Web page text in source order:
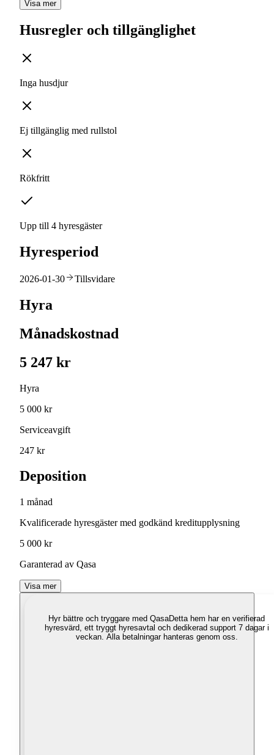
Visa mer
Husregler och tillgänglighet
Inga husdjur
Ej tillgänglig med rullstol
Rökfritt
Upp till 4 hyresgäster
Hyresperiod
2026-01-30 Tillsvidare
Hyra
Månadskostnad
5 247 kr
Hyra
5 000 kr
Serviceavgift
247 kr
Deposition
1 månad
Kvalificerade hyresgäster med godkänd kreditupplysning
5 000 kr
Garanterad av Qasa
Visa mer
Hyr bättre och tryggare med QasaDetta hem har en verifierad
hyresvärd, ett tryggt hyresavtal och dedikerad support 7 dagar i
veckan. Alla betalningar hanteras genom oss.